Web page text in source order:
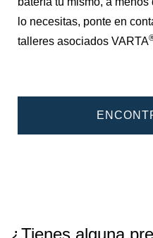
lo necesitas, ponte en
talleres asociados VARTA
¿Tienes alguna